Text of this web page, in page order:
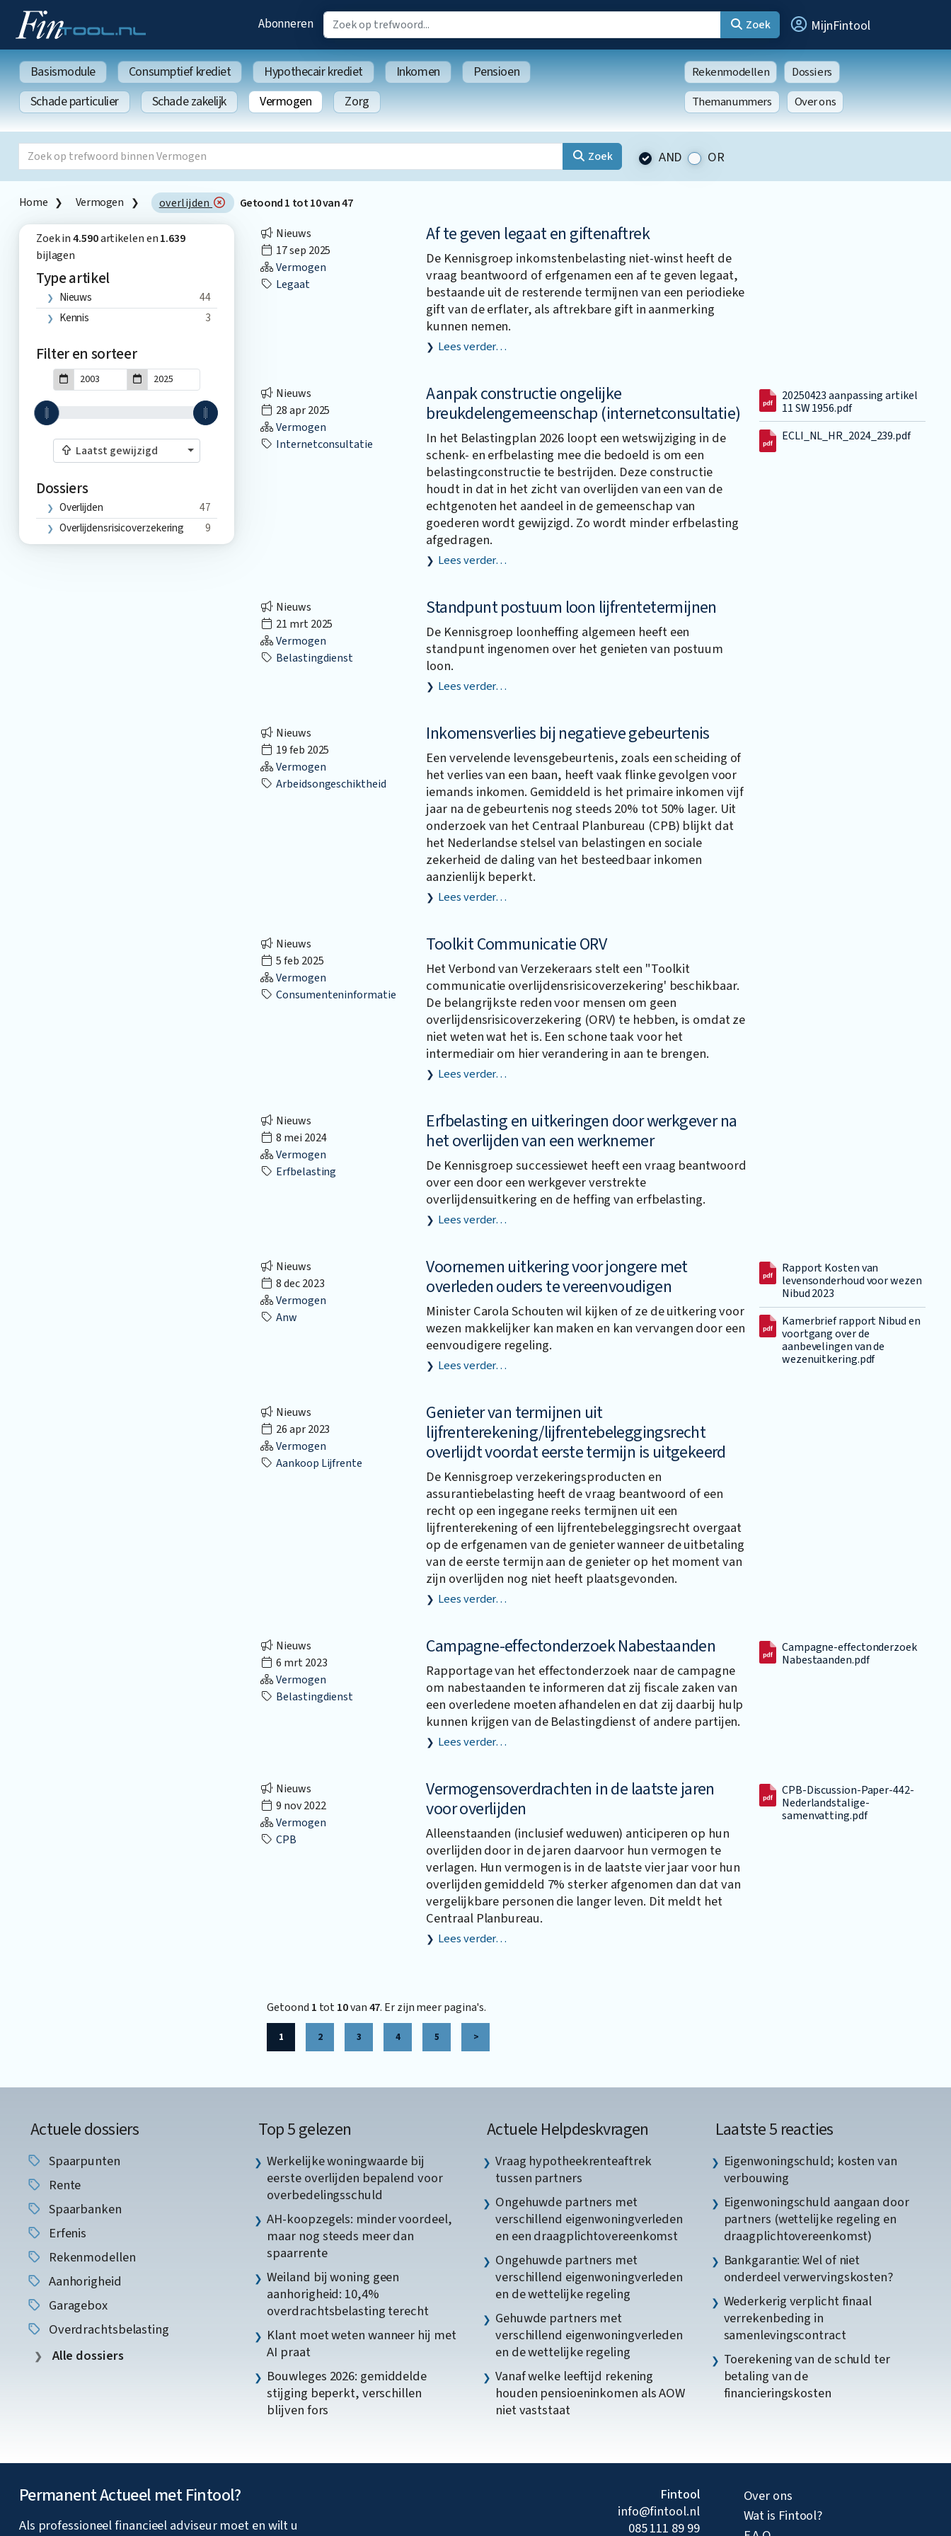
Abonneren Zoek MijnFintool
Basismodule Consumptief krediet Hypothecair krediet Inkomen
Pensioen
Schade particulier
Schade zakelijk Vermogen Zorg
Rekenmodellen
Dossiers
Themanummers
Over ons
Zoek AND OR
Home Vermogen overlijden Getoond1 tot10van47
Zoek in4.590artikelen en1.639
bijlagen
Type artikel
Nieuws
44
Kennis
3
Filter en sorteer
Laatst gewijzigd
Dossiers
Overlijden
47
Overlijdensrisicoverzekering
9
Nieuws
17 sep 2025
Vermogen
Legaat
Af te geven legaat en giftenaftrek
De Kennisgroep inkomstenbelasting niet-winst heeft de
vraag beantwoord of erfgenamen een af te geven legaat,
bestaande uit de resterende termijnen van een periodieke
gift van de erflater, als aftrekbare gift in aanmerking
kunnen nemen.
Lees verder…
Nieuws
28 apr 2025
Vermogen
Internetconsultatie
Aanpak constructie ongelijke
breukdelengemeenschap (internetconsultatie)
In het Belastingplan 2026 loopt een wetswijziging in de
schenk- en erfbelasting mee die bedoeld is om een
belastingconstructie te bestrijden. Deze constructie
houdt in dat in het zicht van overlijden van een van de
echtgenoten het aandeel in de gemeenschap van
goederen wordt gewijzigd. Zo wordt minder erfbelasting
afgedragen.
Lees verder…
20250423 aanpassing artikel
11 SW 1956.pdf
ECLI_NL_HR_2024_239.pdf
Nieuws
21 mrt 2025
Vermogen
Belastingdienst
Standpunt postuum loon lijfrentetermijnen
De Kennisgroep loonheffing algemeen heeft een
standpunt ingenomen over het genieten van postuum
loon.
Lees verder…
Nieuws
19 feb 2025
Vermogen
Arbeidsongeschiktheid
Inkomensverlies bij negatieve gebeurtenis
Een vervelende levensgebeurtenis, zoals een scheiding of
het verlies van een baan, heeft vaak flinke gevolgen voor
iemands inkomen. Gemiddeld is het primaire inkomen vijf
jaar na de gebeurtenis nog steeds 20% tot 50% lager. Uit
onderzoek van het Centraal Planbureau (CPB) blijkt dat
het Nederlandse stelsel van belastingen en sociale
zekerheid de daling van het besteedbaar inkomen
aanzienlijk beperkt.
Lees verder…
Nieuws
5 feb 2025
Vermogen
Consumenteninformatie
Toolkit Communicatie ORV
Het Verbond van Verzekeraars stelt een "Toolkit
communicatie overlijdensrisicoverzekering' beschikbaar.
De belangrijkste reden voor mensen om geen
overlijdensrisicoverzekering (ORV) te hebben, is omdat ze
niet weten wat het is. Een schone taak voor het
intermediair om hier verandering in aan te brengen.
Lees verder…
Nieuws
8 mei 2024
Vermogen
Erfbelasting
Erfbelasting en uitkeringen door werkgever na
het overlijden van een werknemer
De Kennisgroep successiewet heeft een vraag beantwoord
over een door een werkgever verstrekte
overlijdensuitkering en de heffing van erfbelasting.
Lees verder…
Nieuws
8 dec 2023
Vermogen
Anw
Voornemen uitkering voor jongere met
overleden ouders te vereenvoudigen
Minister Carola Schouten wil kijken of ze de uitkering voor
wezen makkelijker kan maken en kan vervangen door een
eenvoudigere regeling.
Lees verder…
Rapport Kosten van
levensonderhoud voor wezen
Nibud 2023
Kamerbrief rapport Nibud en
voortgang over de
aanbevelingen van de
wezenuitkering.pdf
Nieuws
26 apr 2023
Vermogen
Aankoop Lijfrente
Genieter van termijnen uit
lijfrenterekening/lijfrentebeleggingsrecht
overlijdt voordat eerste termijn is uitgekeerd
De Kennisgroep verzekeringsproducten en
assurantiebelasting heeft de vraag beantwoord of een
recht op een ingegane reeks termijnen uit een
lijfrenterekening of een lijfrentebeleggingsrecht overgaat
op de erfgenamen van de genieter wanneer de uitbetaling
van de eerste termijn aan de genieter op het moment van
zijn overlijden nog niet heeft plaatsgevonden.
Lees verder…
Nieuws
6 mrt 2023
Vermogen
Belastingdienst
Campagne-effectonderzoek Nabestaanden
Rapportage van het effectonderzoek naar de campagne
om nabestaanden te informeren dat zij fiscale zaken van
een overledene moeten afhandelen en dat zij daarbij hulp
kunnen krijgen van de Belastingdienst of andere partijen.
Lees verder…
Campagne-effectonderzoek
Nabestaanden.pdf
Nieuws
9 nov 2022
Vermogen
CPB
Vermogensoverdrachten in de laatste jaren
voor overlijden
Alleenstaanden (inclusief weduwen) anticiperen op hun
overlijden door in de jaren daarvoor hun vermogen te
verlagen. Hun vermogen is in de laatste vier jaar voor hun
overlijden gemiddeld 7% sterker afgenomen dan dat van
vergelijkbare personen die langer leven. Dit meldt het
Centraal Planbureau.
Lees verder…
CPB-Discussion-Paper-442-
Nederlandstalige-
samenvatting.pdf
Getoond 1 tot10van47. Er zijn meer pagina's.
1 2 3 4 5 >
Actuele dossiers
Spaarpunten
Rente
Spaarbanken
Erfenis
Rekenmodellen
Aanhorigheid
Garagebox
Overdrachtsbelasting
Alle dossiers
Top 5 gelezen
Werkelijke woningwaarde bij
eerste overlijden bepalend voor
overbedelingsschuld
AH-koopzegels: minder voordeel,
maar nog steeds meer dan
spaarrente
Weiland bij woning geen
aanhorigheid: 10,4%
overdrachtsbelasting terecht
Klant moet weten wanneer hij met
AI praat
Bouwleges 2026: gemiddelde
stijging beperkt, verschillen
blijven fors
Actuele Helpdeskvragen
Vraag hypotheekrenteaftrek
tussen partners
Ongehuwde partners met
verschillend eigenwoningverleden
en een draagplichtovereenkomst
Ongehuwde partners met
verschillend eigenwoningverleden
en de wettelijke regeling
Gehuwde partners met
verschillend eigenwoningverleden
en de wettelijke regeling
Vanaf welke leeftijd rekening
houden pensioeninkomen als AOW
niet vaststaat
Laatste 5 reacties
Eigenwoningschuld; kosten van
verbouwing
Eigenwoningschuld aangaan door
partners (wettelijke regeling en
draagplichtovereenkomst)
Bankgarantie: Wel of niet
onderdeel verwervingskosten?
Wederkerig verplicht finaal
verrekenbeding in
samenlevingscontract
Toerekening van de schuld ter
betaling van de
financieringskosten
Permanent Actueel met Fintool?
Als professioneel financieel adviseur moet en wilt u
Fintool
info@fintool.nl
085 111 89 99
Over ons
Wat is Fintool?